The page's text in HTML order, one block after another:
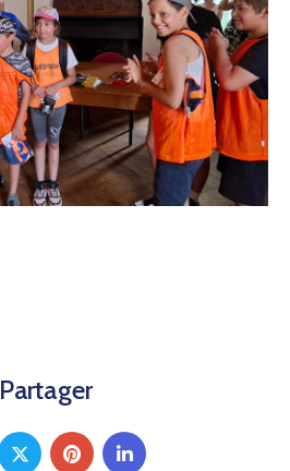
Partager